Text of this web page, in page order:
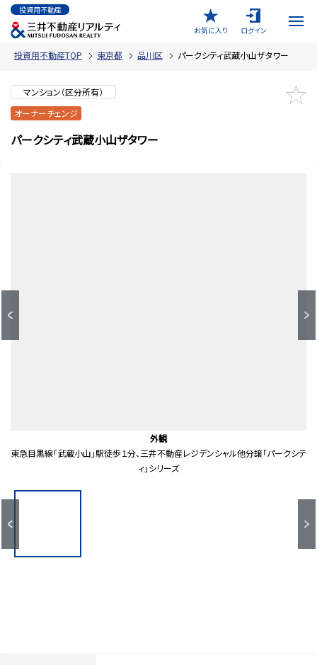
投資用不動産
お気に入り
ログイン
投資用不動産TOP 東京都 品川区 パークシティ武蔵小山ザタワー
マンション（区分所有）
オーナーチェンジ
パークシティ武蔵小山ザタワー
間取り図
外観
東急目黒線「武蔵小山」駅徒歩１分、三井不動産レジデンシャル他分譲「パークシテ
ィ」シリーズ
エントランス
天井高約６．８ｍ、全長約３５ｍの高級感あふれるグランドエントランスホール
エントランス
２層吹き抜けの大空間、グランドエントランスホール
エントランス
グランドエントランスへと続く、エントランスアプローチ
共有部分
スカイテラスは気持ちの良い都心眺望をお楽しみ頂ける、３６０度展望施設です。
共有部分
スカイテラスの一部には、人工芝スポットを採用。
共有部分
キッズルームは併設のパーティルームと同時利用が可能です（別途費用が掛かりま
す。）
共有部分
パーティールームは併設のキッズルームと同時利用が可能です（別途費用が掛かり
ます。）
共有部分
フィットネスルーム
共有部分
庭を眺めながらくつろげる、ガーデンラウンジ
エントランス
天井高約３５ｍ、全長約６．８ｍの高級感あふれるグランドエントランスホール
エントランス
四季の移ろいと水盤を望む、グランドエントランス
エントランス
エレベーターホールへとつながるエントランス空間には水盤と飾りビーズを施した
第照明をしつらえ、心を落ち着かせる雰囲気を演出
共有部分
プライベート空間に導く、エレベーターホール
ロビー
来訪者とのお打ち合わせや、休憩スペースとしても利用可能なロビー
外観
スーパーオオゼキ武蔵小山店（約210ｍ）
品川小山三郵便局（約250ｍ）
エトモ武蔵小山（約20ｍ）
武蔵小山パルム商店街（約20ｍ）
パークシティ武蔵小山と隣接しており、パルム商店街まで雨に濡れず、出入り可能
なエントランスもございます。
品川区立後地小学校（約480ｍ）
品川区立荏原第一中学校（約880ｍ）
林試の森公園（約650ｍ）
武蔵小山駅(東急目黒線)（約20ｍ）